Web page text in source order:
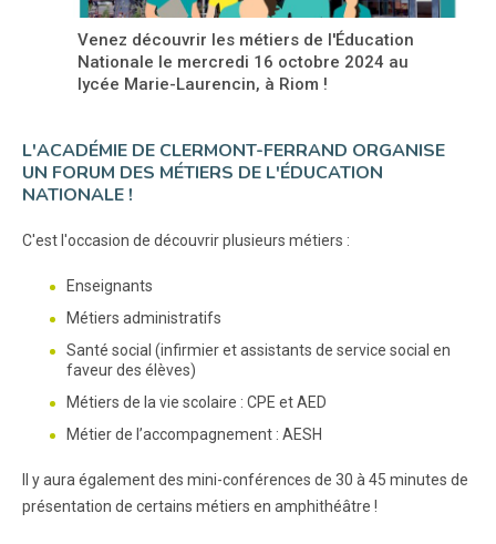
Venez découvrir les métiers de l'Éducation
Nationale le mercredi 16 octobre 2024 au
lycée Marie-Laurencin, à Riom !
L'ACADÉMIE DE CLERMONT-FERRAND ORGANISE
UN FORUM DES MÉTIERS DE L'ÉDUCATION
NATIONALE !
C'est l'occasion de découvrir plusieurs métiers :
Enseignants
Métiers administratifs
Santé social (infirmier et assistants de service social en
faveur des élèves)
Métiers de la vie scolaire : CPE et AED
Métier de l’accompagnement : AESH
Il y aura également des mini-conférences de 30 à 45 minutes de
présentation de certains métiers en amphithéâtre !